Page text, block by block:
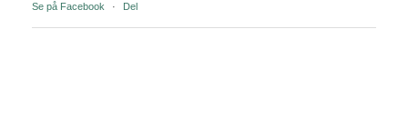
Se på Facebook · Del